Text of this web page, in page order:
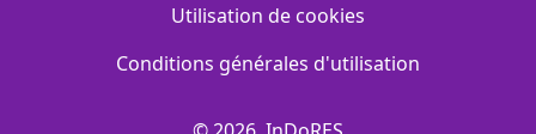
Utilisation de cookies
Conditions générales d'utilisation